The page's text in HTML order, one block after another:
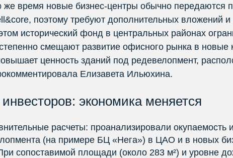
же время новые бизнес‑центры обычно передаются
поэтому требуют дополнительных вложений и
исторический фонд в центральных районах
смещают развитие офисного рынка в новые
ценность зданий под редевелопмент,
Елизавета Ильюхина.
экономика меняется
расчеты: проанализировали окупаемость
(на примере БЦ «Нега») в ЦАО и в новых
сопоставимой площади (около 283 м²) и уровне